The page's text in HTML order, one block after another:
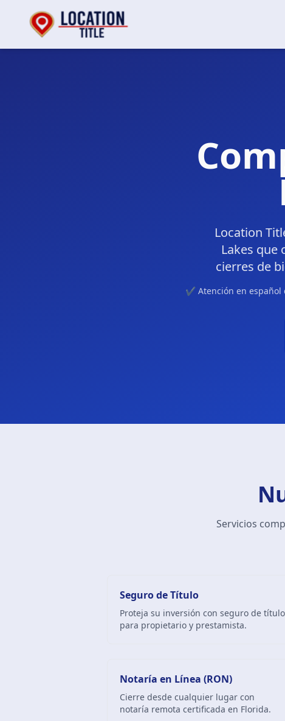
Location
Lakes que
cierres de
✔ Atención en español
Servicios
Seguro de Título
Proteja su inversión con seguro de título
para propietario y prestamista.
Notaría en Línea (RON)
Cierre desde cualquier lugar con
notaría remota certificada en Florida.